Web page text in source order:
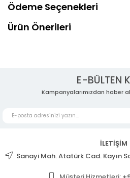
Ödeme Seçenekleri
Ürün Önerileri
E-BÜLTEN
Kampanyalarımızdan haber
İLETİŞİM
Sanayi Mah. Atatürk Cad. Kayın